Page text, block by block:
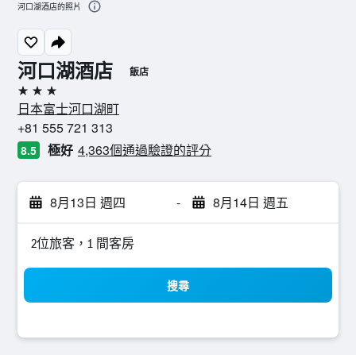
河口湖酒店 飯店
3星級
日本富士河口湖町
+81 555 721 313
8.5 極好 4,363個通過驗證的評分
8月13日 週四 - 8月14日 週五
2位旅客，1 間客房
搜尋
河口湖酒店的照片